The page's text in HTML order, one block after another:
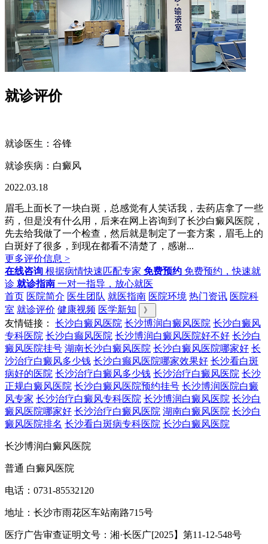
就诊评价
就诊医生：谷锋
就诊疾病： 白癜风
2022.03.18
眉毛上面长了一块白斑，总感觉有人笑话我，去药店拿了一些
药，但是没有什么用，后来在网上咨询到了长沙白癜风医院，
先去给我做了一个检查，然后就是制定了一套方案，眉毛上的
白斑好了很多，到现在都看不清楚了，感谢...
更多评价信息 >
在线咨询 根据病情快速匹配专家 免费预约 免费预约，快速就
诊 就诊指南 一对一指导，放心就医
首页 医院简介 医生团队 就医指南 医院环境 热门资讯 医院科
室 就诊评价 健康视频 医学新知 》
友情链接： 长沙白癜风医院 长沙博润白癜风医院 长沙白癜风
专科医院 长沙白癫风医院 长沙博润白癜风医院好不好 长沙白
癜风医院挂号 湖南长沙白癜风医院 长沙白癜风医院哪家好 长
沙治疗白癜风多少钱 长沙白癫风医院哪家效果好 长沙看白斑
病好的医院 长沙治疗白癜风多少钱 长沙治疗白癜风医院 长沙
正规白癜风医院 长沙白癜风医院预约挂号 长沙博润医院白癜
风专家 长沙治疗白癜风专科医院 长沙博润白癜风医院 长沙白
癜风医院哪家好 长沙治疗白癜风医院 湖南白癜风医院 长沙白
癜风医院排名 长沙看白斑病专科医院 长沙白癜风医院
长沙博润白癜风医院
普通 白癜风医院
电话：0731-85532120
地址：长沙市雨花区车站南路715号
医疗广告审查证明文号：湘·长医广[2025】第11-12-548号